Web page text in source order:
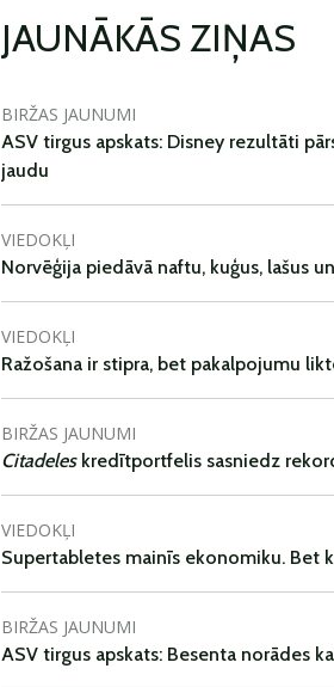
JAUNĀKĀS ZIŅAS
BIRŽAS JAUNUMI
ASV tirgus apskats: Disney rezultāti
jaudu
VIEDOKĻI
Norvēģija piedāvā naftu, kuģus, lašus
VIEDOKĻI
Ražošana ir stipra, bet pakalpojumu
BIRŽAS JAUNUMI
Citadeleskredītportfelis sasniedz
VIEDOKĻI
Supertabletes mainīs ekonomiku. Bet
BIRŽAS JAUNUMI
ASV tirgus apskats: Besenta norādes